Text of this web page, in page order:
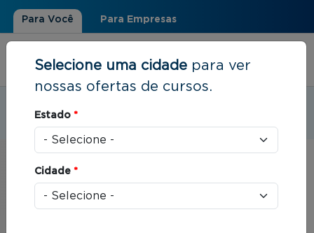
Para Você Para Empresas
Estudar em:Ribeirão Preto, SP
Você está aqui
Modalidade Presencial e
Selecione uma cidade para ver
nossas ofertas de cursos.
Estado *
Cidade *